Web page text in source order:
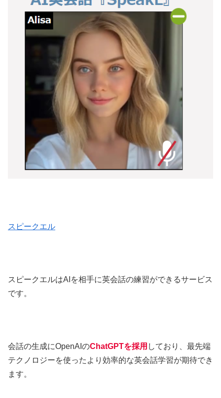
スピークエル
スピークエルはAIを相手に英会話の練習ができるサービス
です。
会話の生成にOpenAIのChatGPTを採用 しており、最先端
テクノロジーを使ったより効率的な英会話学習が期待でき
ます。